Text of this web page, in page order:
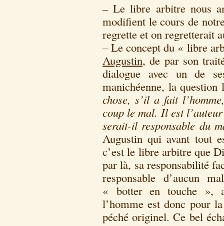
–Le libre arbitre nous
modifient le cours de
regrette et on regretterait
– Le concept du « libre
Augustin, de par son
dialogue avec un de
manichéenne, la
chose, s’il a fait
coup le mal. Il est
serait-il responsable du
Augustin qui avant tout
c’est le libre arbitre que
par là, sa responsabilité
responsable d’aucun
« botter en touche »,
l’homme est donc pour
péché originel. Ce bel